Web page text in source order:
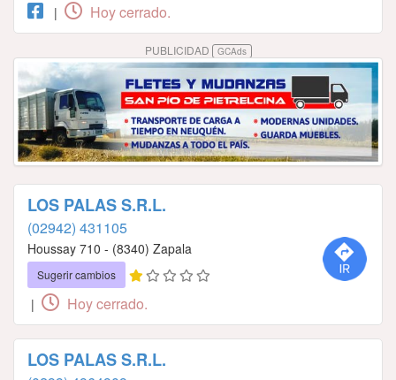
| Hoy cerrado.
PUBLICIDAD GCAds
LOS PALAS S.R.L.
(02942) 431105
Houssay 710 - (8340) Zapala
Sugerir cambios
| Hoy cerrado.
LOS PALAS S.R.L.